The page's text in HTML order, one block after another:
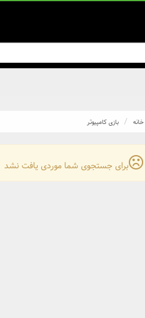
خانه بازی کامپیوتر
برای جستجوی شما موردی یافت نشد